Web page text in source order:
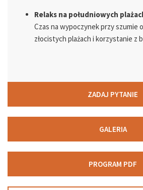
Relaks na południowych
Czas na wypoczynek przy szumie
złocistych plażach i korzystanie z
ZADAJ PYTANIE
GALERIA
PROGRAM PDF